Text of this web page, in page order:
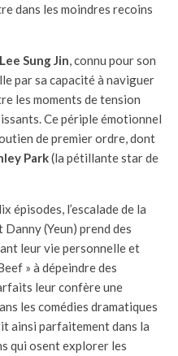
dans les moindres recoins
Lee Sung Jin, connu pour son
par sa capacité à naviguer
les moments de tension
Ce périple émotionnel
de premier ordre, dont
Park(la pétillante star de
épisodes, l’escalade de la
(Yeun) prend des
leur vie personnelle et
» à dépeindre des
leur confère une
les comédies dramatiques
ainsi parfaitement dans la
qui osent explorer les